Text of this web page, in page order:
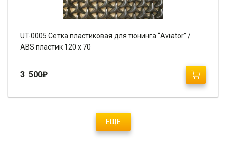
UT-0005 Сетка пластиковая для тюнинга “Aviator” /
ABS пластик 120 х 70
3 500₽
ЕЩЕ